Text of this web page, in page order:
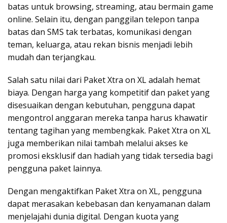
batas untuk browsing, streaming, atau bermain game
online. Selain itu, dengan panggilan telepon tanpa
batas dan SMS tak terbatas, komunikasi dengan
teman, keluarga, atau rekan bisnis menjadi lebih
mudah dan terjangkau.
Salah satu nilai dari Paket Xtra on XL adalah hemat
biaya. Dengan harga yang kompetitif dan paket yang
disesuaikan dengan kebutuhan, pengguna dapat
mengontrol anggaran mereka tanpa harus khawatir
tentang tagihan yang membengkak. Paket Xtra on XL
juga memberikan nilai tambah melalui akses ke
promosi eksklusif dan hadiah yang tidak tersedia bagi
pengguna paket lainnya.
Dengan mengaktifkan Paket Xtra on XL, pengguna
dapat merasakan kebebasan dan kenyamanan dalam
menjelajahi dunia digital. Dengan kuota yang